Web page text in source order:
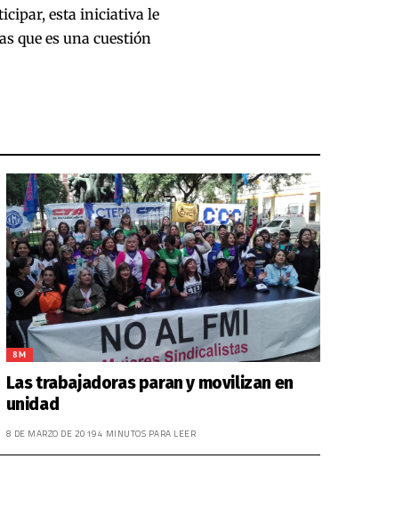
esta iniciativa le
que es una cuestión
8M
Las trabajadoras paran y movilizan en
unidad
8 DE MARZO DE 20194 MINUTOS PARA LEER